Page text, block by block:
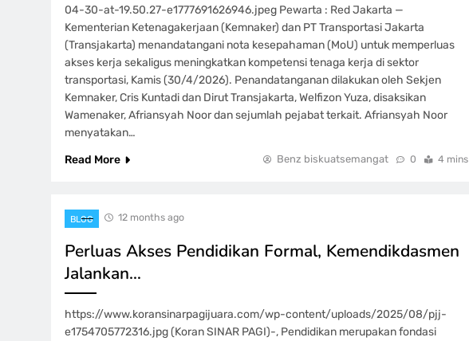
04-30-at-19.50.27-e1777691626946.jpeg Pewarta : Red Jakarta —
Kementerian Ketenagakerjaan (Kemnaker) dan PT Transportasi Jakarta
(Transjakarta) menandatangani nota kesepahaman (MoU) untuk memperluas
akses kerja sekaligus meningkatkan kompetensi tenaga kerja di sektor
transportasi, Kamis (30/4/2026). Penandatanganan dilakukan oleh Sekjen
Kemnaker, Cris Kuntadi dan Dirut Transjakarta, Welfizon Yuza, disaksikan
Wamenaker, Afriansyah Noor dan sejumlah pejabat terkait. Afriansyah Noor
menyatakan…
Read More
Benz biskuatsemangat 0 4 mins
BLOG 12 months ago
Perluas Akses Pendidikan Formal, Kemendikdasmen
Jalankan…
https://www.koransinarpagijuara.com/wp-content/uploads/2025/08/pjj-
e1754705772316.jpg (Koran SINAR PAGI)-, Pendidikan merupakan fondasi